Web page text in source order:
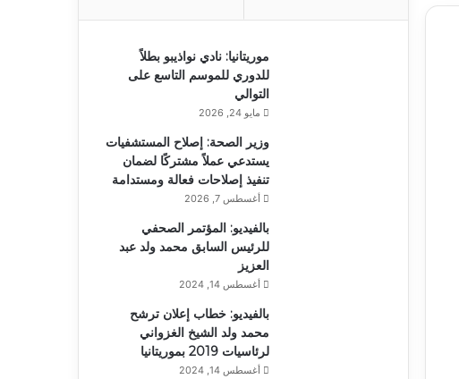
موريتانيا: نادي نواذيبو بطلاً
للدوري للموسم التاسع على
التوالي
مايو 24, 2026
وزير الصحة: إصلاح المستشفيات
يستدعي عملاً مشتركًا لضمان
تنفيذ إصلاحات فعالة ومستدامة
أغسطس 7, 2026
بالفيديو: المؤتمر الصحفي
للرئيس السابق محمد ولد عبد
العزيز
أغسطس 14, 2024
بالفيديو: خطاب إعلان ترشح
محمد ولد الشيخ الغزواني
لرئاسيات 2019 بموريتانيا
أغسطس 14, 2024